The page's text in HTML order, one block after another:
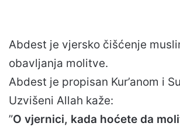
Abdest je vjersko čišćenje
obavljanja molitve.
Abdest je propisan Kur’anom i
Uzvišeni Allah kaže:
”O vjernici, kada hoćete da